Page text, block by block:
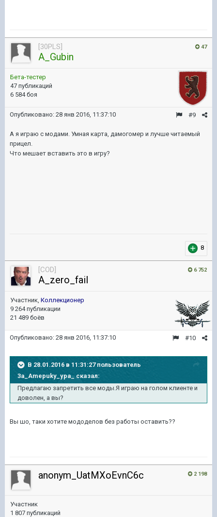
47
[30PLS]
A_Gubin
Бета-тестер
47 публикаций
6 584 боя
#9
Опубликовано: 28 янв 2016, 11:37:10
А я играю с модами. Умная карта, дамогомер и лучше читаемый
прицел.
Что мешает вставить это в игру?
8
6 752
[COD]
A_zero_fail
Участник, Коллекционер
9 264 публикации
21 489 боёв
#10
Опубликовано: 28 янв 2016, 11:37:10
В 28.01.2016 в 11:31:27 пользователь
3a_Amepuky_ypa_ сказал:
Предлагаю запретить все моды.Я играю на голом клиенте и
доволен, а вы?
Вы шо, таки хотите мододелов без работы оставить??
2 198
anonym_UatMXoEvnC6c
Участник
1 807 публикаций